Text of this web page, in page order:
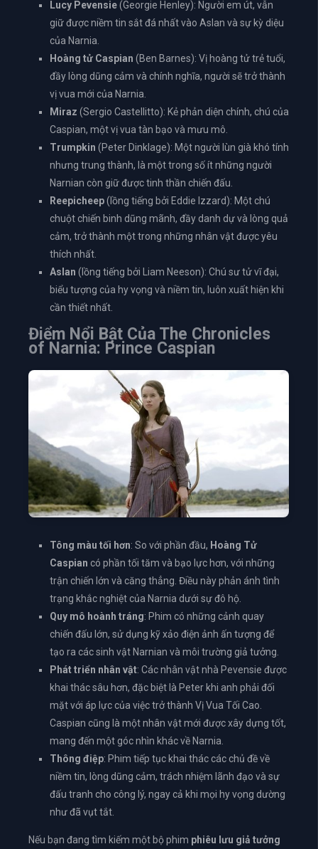
Lucy Pevensie(Georgie Henley): Người em út, vẫn
giữ được niềm tin sắt đá nhất vào Aslan và sự kỳ diệu
của Narnia.
Hoàng tử Caspian (Ben Barnes): Vị hoàng tử trẻ tuổi,
đầy lòng dũng cảm và chính nghĩa, người sẽ trở thành
vị vua mới của Narnia.
Miraz (Sergio Castellitto): Kẻ phản diện chính, chú của
Caspian, một vị vua tàn bạo và mưu mô.
Trumpkin (Peter Dinklage): Một người lùn già khó tính
nhưng trung thành, là một trong số ít những người
Narnian còn giữ được tinh thần chiến đấu.
Reepicheep(lồng tiếng bởi Eddie Izzard): Một chú
chuột chiến binh dũng mãnh, đầy danh dự và lòng quả
cảm, trở thành một trong những nhân vật được yêu
thích nhất.
Aslan (lồng tiếng bởi Liam Neeson): Chú sư tử vĩ đại,
biểu tượng của hy vọng và niềm tin, luôn xuất hiện khi
cần thiết nhất.
Điểm Nổi Bật Của The Chronicles
of Narnia: Prince Caspian
Tông màu tối hơn: So với phần đầu, Hoàng Tử
Caspian có phần tối tăm và bạo lực hơn, với những
trận chiến lớn và căng thẳng. Điều này phản ánh tình
trạng khắc nghiệt của Narnia dưới sự đô hộ.
Quy mô hoành tráng: Phim có những cảnh quay
chiến đấu lớn, sử dụng kỹ xảo điện ảnh ấn tượng để
tạo ra các sinh vật Narnian và môi trường giả tưởng.
Phát triển nhân vật: Các nhân vật nhà Pevensie được
khai thác sâu hơn, đặc biệt là Peter khi anh phải đối
mặt với áp lực của việc trở thành Vị Vua Tối Cao.
Caspian cũng là một nhân vật mới được xây dựng tốt,
mang đến một góc nhìn khác về Narnia.
Thông điệp: Phim tiếp tục khai thác các chủ đề về
niềm tin, lòng dũng cảm, trách nhiệm lãnh đạo và sự
đấu tranh cho công lý, ngay cả khi mọi hy vọng dường
như đã vụt tắt.
Nếu bạn đang tìm kiếm một bộ phim phiêu lưu giả tưởng